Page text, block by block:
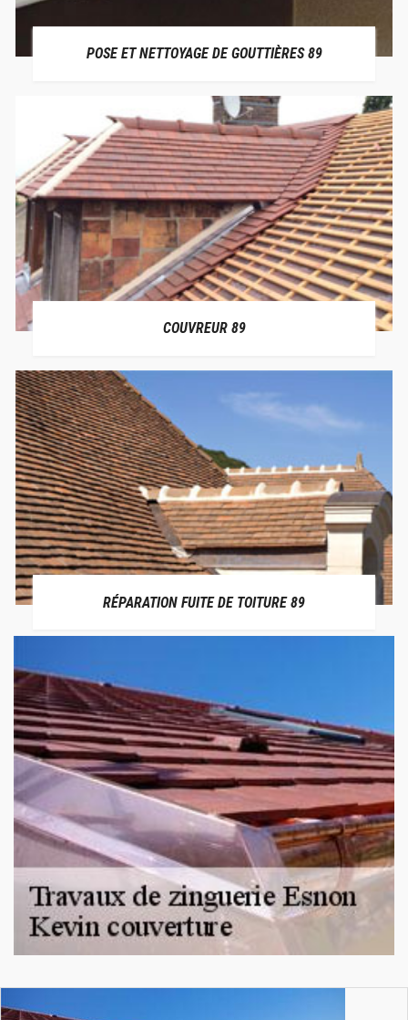
POSE ET NETTOYAGE DE GOUTTIÈRES 89
COUVREUR 89
RÉPARATION FUITE DE TOITURE 89